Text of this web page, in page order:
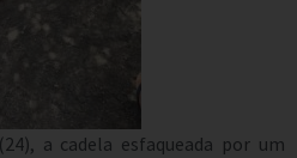
a cadela esfaqueada por um